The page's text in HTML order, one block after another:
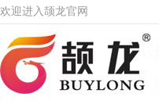
欢迎进入颉龙官网